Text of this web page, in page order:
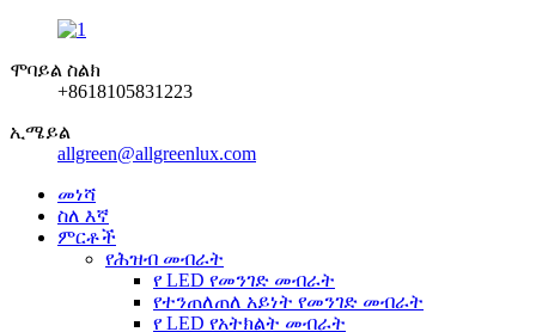
ሞባይል ስልክ
+8618105831223
ኢሜይል
allgreen@allgreenlux.com
መነሻ
ስለ እኛ
ምርቶች
የሕዝብ መብራት
የ LED የመንገድ መብራት
የተንጠለጠለ አይነት የመንገድ መብራት
የ LED የአትክልት መብራት